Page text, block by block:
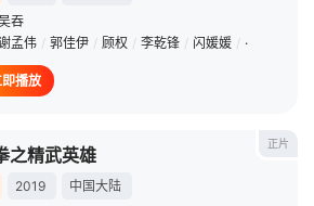
吞
孟伟 / 郭佳伊 / 顾权 / 李乾锋 / 闪媛媛 / ·
播放
正片
之精武英雄
2019
中国大陆